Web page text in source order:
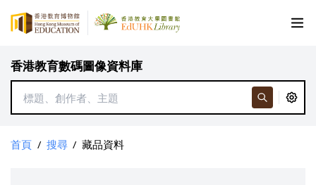
香港教育數碼圖像資料庫
首頁 / 搜尋 / 藏品資料